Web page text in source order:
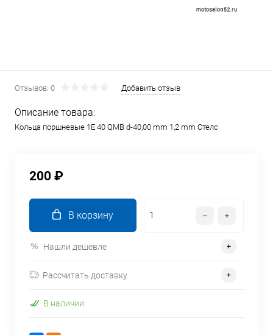
Отзывов: 0 Добавить отзыв
Описание товара:
Кольца поршневые 1E 40 QMB d-40,00 mm 1,2 mm Стелс
200 ₽
В корзину
Нашли дешевле
Рассчитать доставку
В наличии